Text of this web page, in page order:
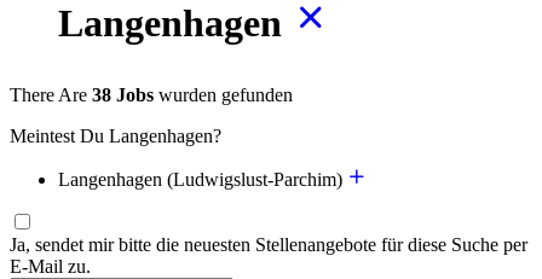
Langenhagen
There Are 38 Jobs wurden gefunden
Meintest Du Langenhagen?
Langenhagen (Ludwigslust-Parchim)
Ja, sendet mir bitte die neuesten Stellenangebote für diese Suche per
E-Mail zu.